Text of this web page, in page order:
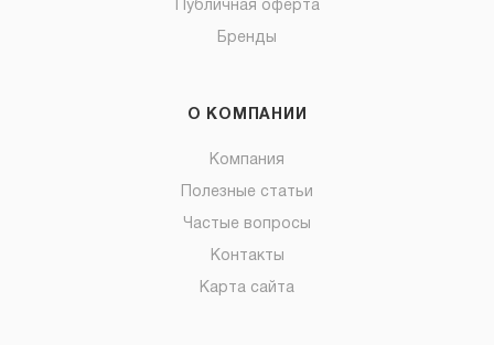
Публичная оферта
Бренды
О КОМПАНИИ
Компания
Полезные статьи
Частые вопросы
Контакты
Карта сайта